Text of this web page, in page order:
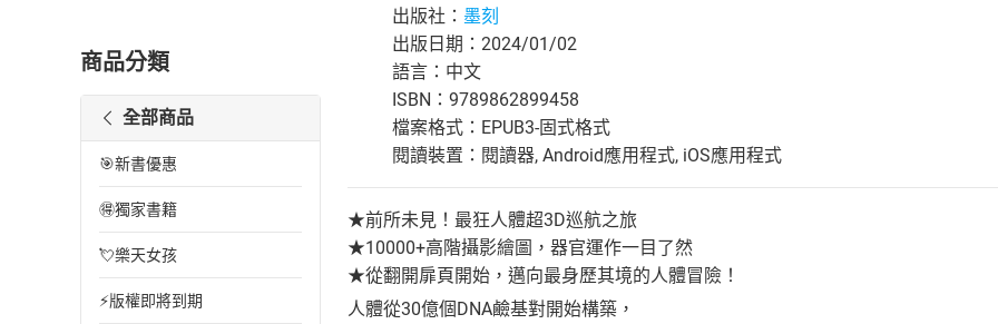
商品分類
全部商品
🎯新書優惠
🉐獨家書籍
💘樂天女孩
⚡版權即將到期
出版社： 墨刻
出版日期：2024/01/02
語言：中文
ISBN：9789862899458
檔案格式：EPUB3-固式格式
閱讀裝置：閱讀器, Android應用程式, iOS應用程式
★前所未見！最狂人體超3D巡航之旅
★10000+高階攝影繪圖，器官運作一目了然
★從翻開扉頁開始，邁向最身歷其境的人體冒險！
人體從30億個DNA鹼基對開始構築，